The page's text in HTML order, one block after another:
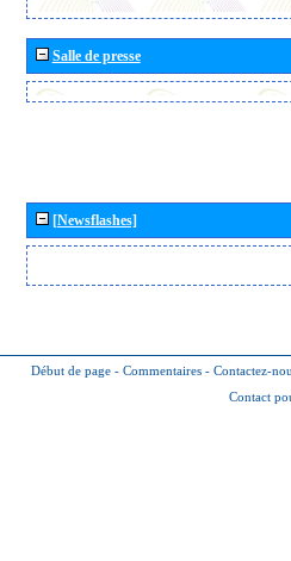
Salle de presse
[Newsflashes]
Début de page - Commentaires - Contactez-
Contact